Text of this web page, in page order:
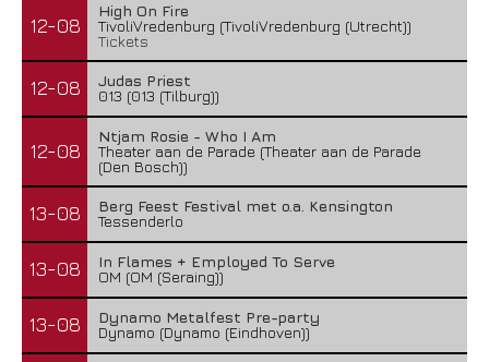
12-08
High On Fire
TivoliVredenburg (TivoliVredenburg (Utrecht))
Tickets
12-08
Judas Priest
013 (013 (Tilburg))
12-08
Ntjam Rosie - Who I Am
Theater aan de Parade (Theater aan de Parade
(Den Bosch))
13-08
Berg Feest Festival met o.a. Kensington
Tessenderlo
13-08
In Flames + Employed To Serve
OM (OM (Seraing))
13-08
Dynamo Metalfest Pre-party
Dynamo (Dynamo (Eindhoven))